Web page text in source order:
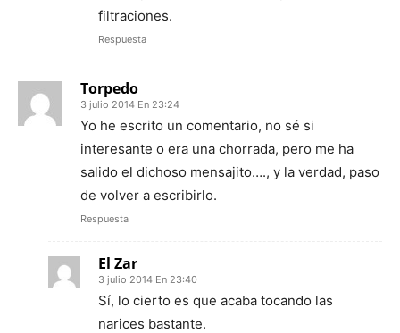
filtraciones.
Respuesta
Torpedo
3 julio 2014 En 23:24
Yo he escrito un comentario, no sé si
interesante o era una chorrada, pero me ha
salido el dichoso mensajito…., y la verdad, paso
de volver a escribirlo.
Respuesta
El Zar
3 julio 2014 En 23:40
Sí, lo cierto es que acaba tocando las
narices bastante.